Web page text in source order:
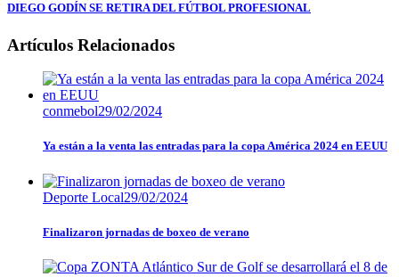
DIEGO GODÍN SE RETIRA DEL FÚTBOL PROFESIONAL
Artículos Relacionados
conmebol29/02/2024
Ya están a la venta las entradas para la copa América 2024 en EEUU
Deporte Local29/02/2024
Finalizaron jornadas de boxeo de verano